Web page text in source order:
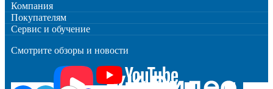
Компания
Покупателям
Сервис и обучение
Смотрите обзоры и новости